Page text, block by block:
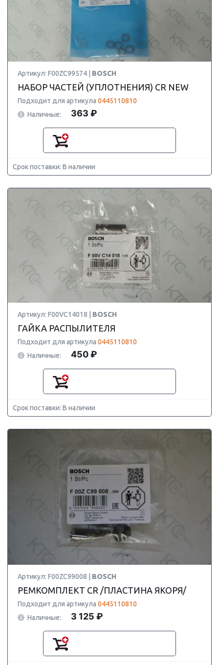
Артикул: F00ZC99574 | BOSCH
НАБОР ЧАСТЕЙ (УПЛОТНЕНИЯ) CR NEW
Подходит для артикула 0445110810
Наличные:
363 ₽
Срок поставки: В наличии
Артикул: F00VC14018 | BOSCH
ГАЙКА РАСПЫЛИТЕЛЯ
Подходит для артикула 0445110810
Наличные:
450 ₽
Срок поставки: В наличии
Артикул: F00ZC99008 | BOSCH
РЕМКОМПЛЕКТ CR /ПЛАСТИНА ЯКОРЯ/
Подходит для артикула 0445110810
Наличные:
3 125 ₽